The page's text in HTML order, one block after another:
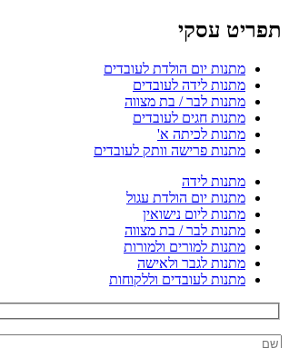
תפריט עסקי
מתנות יום הולדת לעובדים
מתנות לידה לעובדים
מתנות לבר / בת מצווה
מתנות חגים לעובדים
מתנות לכיתה א'
מתנות פרישה וותק לעובדים
מתנות לידה
מתנות יום הולדת עגול
מתנות ליום נישואין
מתנות לבר / בת מצווה
מתנות למורים ולמורות
מתנות לגבר ולאישה
מתנות לעובדים וללקוחות